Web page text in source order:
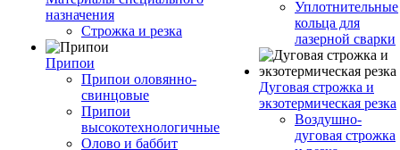
назначения
Строжка и резка
Припои
Припои оловянно-
свинцовые
Припои
высокотехнологичные
Олово и баббит
Уплотнительные
кольца для
лазерной сварки
Дуговая строжка и
экзотермическая резка
Воздушно-
дуговая строжка